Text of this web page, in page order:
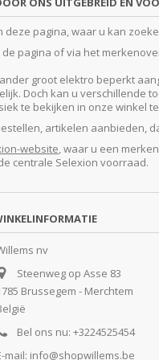
pagina, waar u kan
pagina of via het
groot elektro beperkt
Doch kan u
te bekijken in onze winkel
artikelen aanbieden,
website, waar u een
centrale Selexion voorraad.
nv
Steenweg op Asse 83
Brussegem - Merchtem
Bel ons nu: +3224525454
mail: info@shopwillems.be